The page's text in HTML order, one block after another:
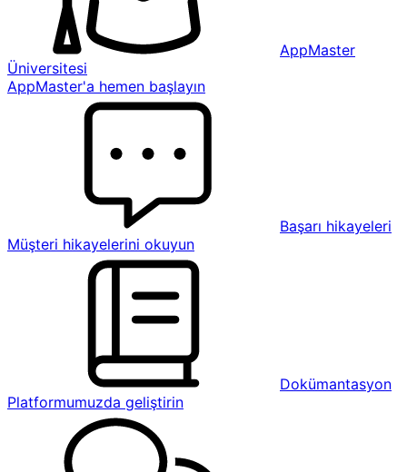
AppMaster
Üniversitesi
AppMaster'a hemen başlayın
Başarı hikayeleri
Müşteri hikayelerini okuyun
Dokümantasyon
Platformumuzda geliştirin